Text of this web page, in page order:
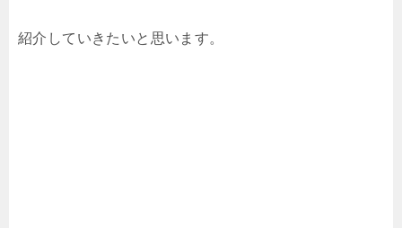
紹介していきたいと思います。